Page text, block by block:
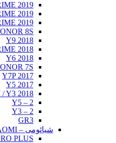
Y9 PRIME 2019
Y7 PRIME 2019
Y6 PRIME 2019
/ HONOR 8S
Y9 2018
Y7 PRIME 2018
Y6 2018
/ HONOR 7S
Y7P 2017
Y5 2017
Y3 2017 / Y3 2018
شیائومی – XIAOMI
14 PRO PLUS